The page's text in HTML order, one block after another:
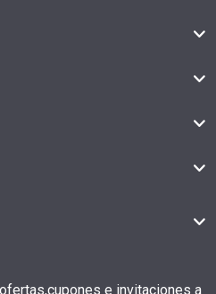
e invitaciones a